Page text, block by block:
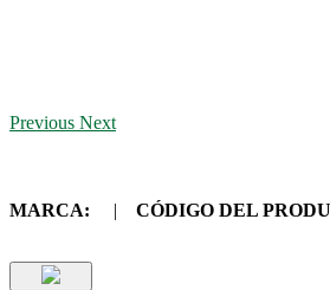
Previous Next
MARCA: | CÓDIGO DEL